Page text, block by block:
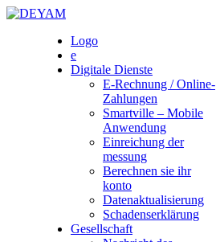
Skip
Logo
e
Digitale Dienste
E-Rechnung / Online-
Zahlungen
Smartville – Mobile
Anwendung
Einreichung der
messung
Berechnen sie ihr
konto
Datenaktualisierung
Schadenserklärung
Gesellschaft